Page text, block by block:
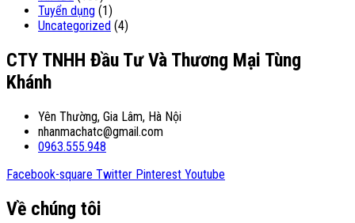
Tuyển dụng (1)
Uncategorized (4)
CTY TNHH Đầu Tư Và Thương Mại Tùng
Khánh
Yên Thường, Gia Lâm, Hà Nội
nhanmachatc@gmail.com
0963.555.948
Facebook-square Twitter Pinterest Youtube
Về chúng tôi